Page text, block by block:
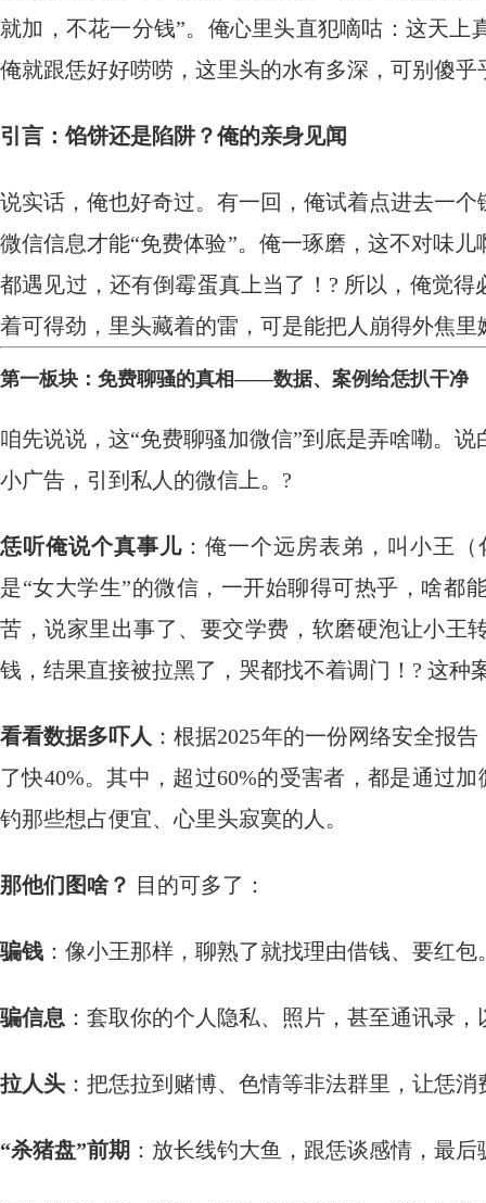
就加，不花一分钱”。俺心里头直犯嘀咕：这天
俺就跟恁好好唠唠，这里头的水有多深，可别傻乎
引言：馅饼还是陷阱？俺的亲身见闻
说实话，俺也好奇过。有一回，俺试着点进去一
微信信息才能“免费体验”。俺一琢磨，这不对味
都遇见过，还有倒霉蛋真上当了！? 所以，俺觉
着可得劲，里头藏着的雷，可是能把人崩得外焦里
第一板块：免费聊骚的真相——数据、案例给恁扒干净
咱先说说，这“免费聊骚加微信”到底是弄啥嘞。
小广告，引到私人的微信上。?
恁听俺说个真事儿 ：俺一个远房表弟，叫小王
是“女大学生”的微信，一开始聊得可热乎，啥都
苦，说家里出事了、要交学费，软磨硬泡让小王
钱，结果直接被拉黑了，哭都找不着调门！? 这种
看看数据多吓人 ：根据2025年的一份网络安全报
了快40%。其中，超过60%的受害者，都是通过
钓那些想占便宜、心里头寂寞的人。
那他们图啥？ ​ 目的可多了：
骗钱 ：像小王那样，聊熟了就找理由借钱、要红包
骗信息 ：套取你的个人隐私、照片，甚至通讯录
拉人头 ：把恁拉到赌博、色情等非法群里，让恁消
“杀猪盘”前期 ：放长线钓大鱼，跟恁谈感情，最